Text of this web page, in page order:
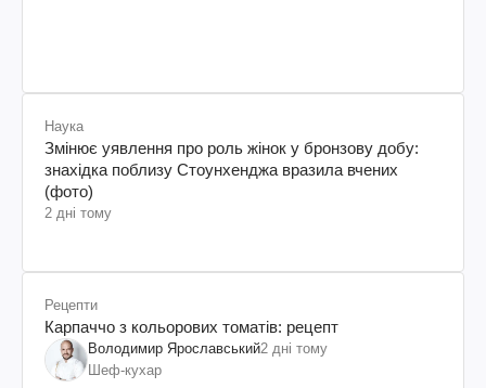
Наука
Змінює уявлення про роль жінок у бронзову добу:
знахідка поблизу Стоунхенджа вразила вчених
(фото)
2 дні тому
Рецепти
Карпаччо з кольорових томатів: рецепт
Володимир Ярославський2 дні тому
Шеф-кухар